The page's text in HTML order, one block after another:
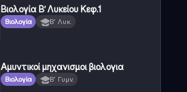
Βιολογία Β’ Λυκείου Κεφ.1
Βιολογία Β' Λυκ.
Αμυντικοί μηχανισμοι βιολογια
Βιολογία Β' Γυμν.